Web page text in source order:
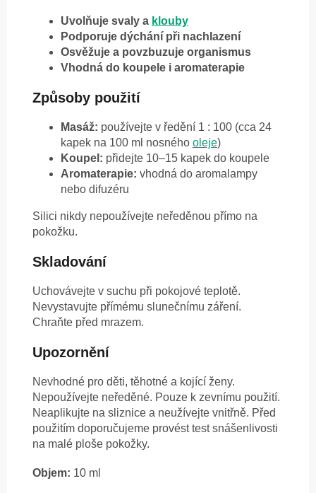
Uvolňuje svaly a klouby
Podporuje dýchání při nachlazení
Osvěžuje a povzbuzuje organismus
Vhodná do koupele i aromaterapie
Způsoby použití
Masáž: používejte v ředění 1 : 100 (cca 24
kapek na 100 ml nosného oleje)
Koupel: přidejte 10–15 kapek do koupele
Aromaterapie: vhodná do aromalampy
nebo difuzéru
Silici nikdy nepoužívejte neředěnou přímo na
pokožku.
Skladování
Uchovávejte v suchu při pokojové teplotě.
Nevystavujte přímému slunečnímu záření.
Chraňte před mrazem.
Upozornění
Nevhodné pro děti, těhotné a kojící ženy.
Nepoužívejte neředěné. Pouze k zevnímu použití.
Neaplikujte na sliznice a neužívejte vnitřně. Před
použitím doporučujeme provést test snášenlivosti
na malé ploše pokožky.
Objem: 10 ml